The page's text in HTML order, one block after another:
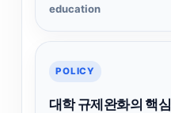
education
POLICY
대학 규제완화의 핵